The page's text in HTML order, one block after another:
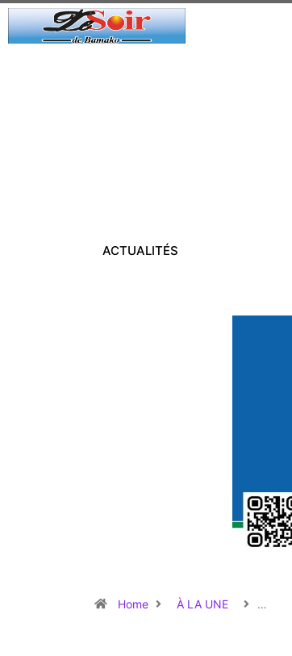
ACTUALITÉS
Home À LA UNE …